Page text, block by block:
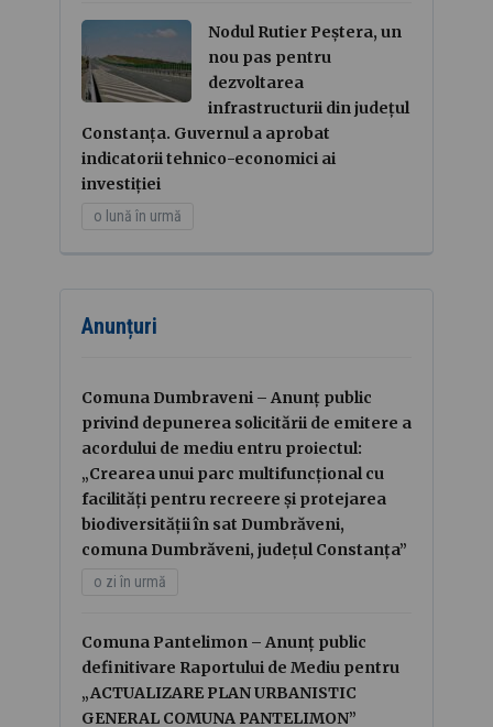
Nodul Rutier Peștera, un
nou pas pentru
dezvoltarea
infrastructurii din județul
Constanța. Guvernul a aprobat
indicatorii tehnico-economici ai
investiției
o lună în urmă
Anunțuri
Comuna Dumbraveni – Anunț public
privind depunerea solicitării de emitere a
acordului de mediu entru proiectul:
„Crearea unui parc multifuncțional cu
facilități pentru recreere și protejarea
biodiversității în sat Dumbrăveni,
comuna Dumbrăveni, județul Constanța”
o zi în urmă
Comuna Pantelimon – Anunț public
definitivare Raportului de Mediu pentru
„ACTUALIZARE PLAN URBANISTIC
GENERAL COMUNA PANTELIMON”